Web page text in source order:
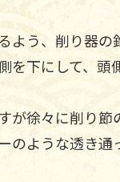
よう、削り器
を下にして、頭
が徐々に削り節
のような透き通